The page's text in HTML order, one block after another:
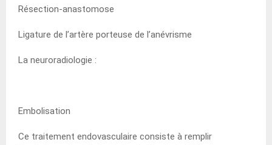
Résection-anastomose
Ligature de l’artère porteuse de l’anévrisme
La neuroradiologie :
Embolisation
Ce traitement endovasculaire consiste à remplir